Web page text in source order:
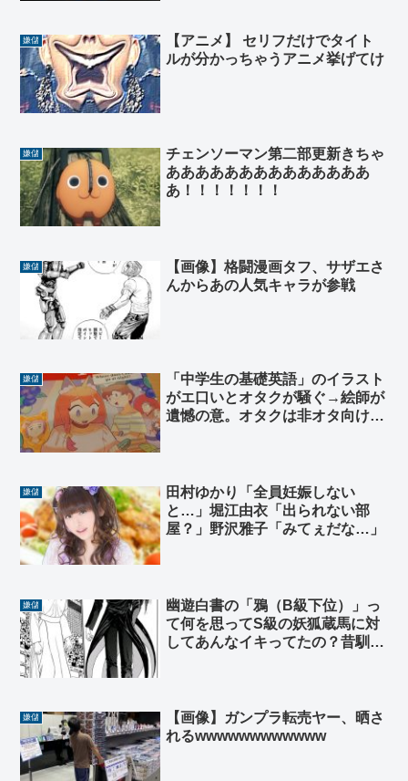
嫌儲
【アニメ】 セリフだけでタイト
ルが分かっちゃうアニメ挙げてけ
嫌儲
チェンソーマン第二部更新きちゃ
ああああああああああああああ
あ！！！！！！！
嫌儲
【画像】格闘漫画タフ、サザエさ
んからあの人気キャラが参戦
嫌儲
「中学生の基礎英語」のイラスト
がエ口いとオタクが騒ぐ→絵師が
遺憾の意。オタクは非オタ向け作
嫌儲
田村ゆかり「全員妊娠しない
と…」堀江由衣「出られない部
屋？」野沢雅子「みてぇだな…」
嫌儲
幽遊白書の「鴉（B級下位）」っ
て何を思ってS級の妖狐蔵馬に対
してあんなイキってたの？昔馴染
嫌儲
【画像】ガンプラ転売ヤー、晒さ
れるwwwwwwwwwwww